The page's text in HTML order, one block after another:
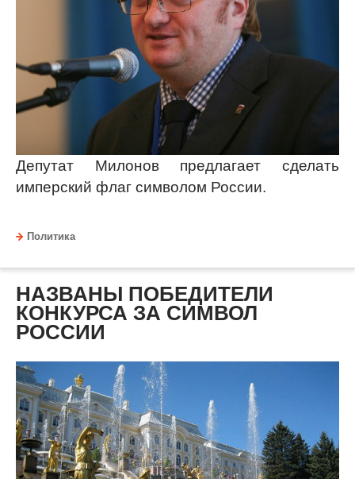
Депутат Милонов предлагает сделать
имперский флаг символом России.
Политика
НАЗВАНЫ ПОБЕДИТЕЛИ
КОНКУРСА ЗА СИМВОЛ
РОССИИ